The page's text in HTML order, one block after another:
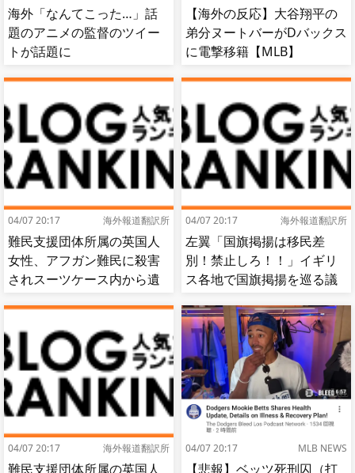
海外「なんてこった…」話
題のアニメの監督のツイー
トが話題に
【海外の反応】大谷翔平の
弟分ヌートバーがDバックス
に電撃移籍【MLB】
04/07 20:17 海外報道翻訳所
難民支援団体所属の英国人
女性、アフガン難民に殺害
されスーツケース内から遺
04/07 20:17 海外報道翻訳所
左翼「国旗掲揚は移民差
別！禁止しろ！！」イギリ
ス各地で国旗掲揚を巡る議
の反応]
04/07 20:17 海外報道翻訳所
難民支援団体所属の英国人
04/07 20:17 MLB NEWS
【悲報】ベッツ死刑囚（打